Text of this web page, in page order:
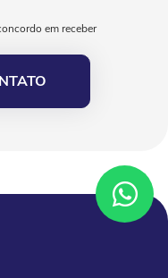
em receber